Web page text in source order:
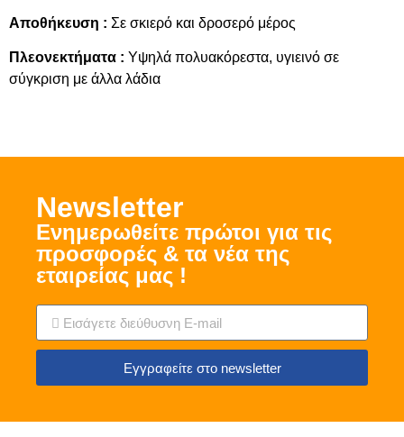
Αποθήκευση : Σε σκιερό και δροσερό μέρος
Πλεονεκτήματα : Υψηλά πολυακόρεστα, υγιεινό σε
σύγκριση με άλλα λάδια
Νewsletter
Ενημερωθείτε πρώτοι για τις
προσφορές & τα νέα της
εταιρείας μας !
Εγγραφείτε στο newsletter